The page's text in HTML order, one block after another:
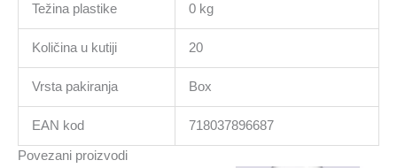
Težina plastike 0 kg
Količina u kutiji 20
Vrsta pakiranja Box
EAN kod 718037896687
Povezani proizvodi